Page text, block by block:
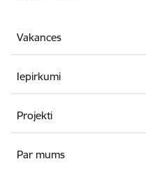
Vakances
Iepirkumi
Projekti
Par mums